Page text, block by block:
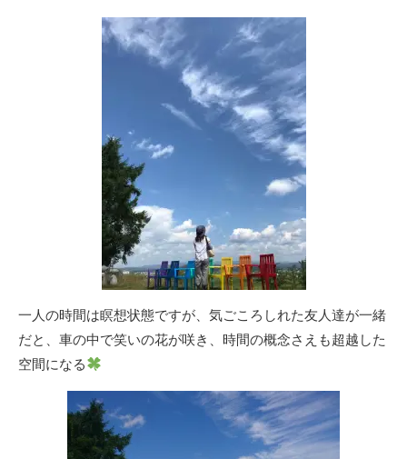
一人の時間は瞑想状態ですが、気ごころしれた友人達が一緒
だと、車の中で笑いの花が咲き、時間の概念さえも超越した
空間になる